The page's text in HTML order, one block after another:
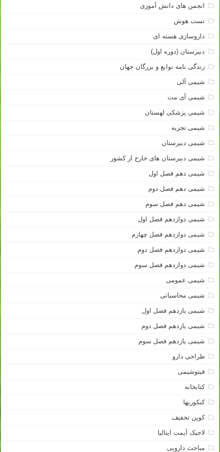
انجمن های دانش آموزی
تست هوش
داروسازی هسته ای
دبیرستان (دوره اول)
زندگی نامه نوابغ و بزرگان جهان
شیمی آلی
شیمی آی مت
شیمی پزشکی لهستان
شیمی تجزیه
شیمی دبیرستان
شیمی دبیرستان های خارج از کشور
شیمی دهم فصل اول
شیمی دهم فصل دوم
شیمی دهم فصل سوم
شیمی دوازدهم فصل اول
شیمی دوازدهم فصل چهارم
شیمی دوازدهم فصل دوم
شیمی دوازدهم فصل سوم
شیمی عمومی
شیمی محاسباتی
شیمی یازدهم فصل اول
شیمی یازدهم فصل دوم
شیمی یازدهم فصل سوم
طراحی دارو
فیتوشیمی
کتابخانه
کنکوریها
کوپن تخفیف
لاجیک آیمت ایتالیا
مباحث دارویی